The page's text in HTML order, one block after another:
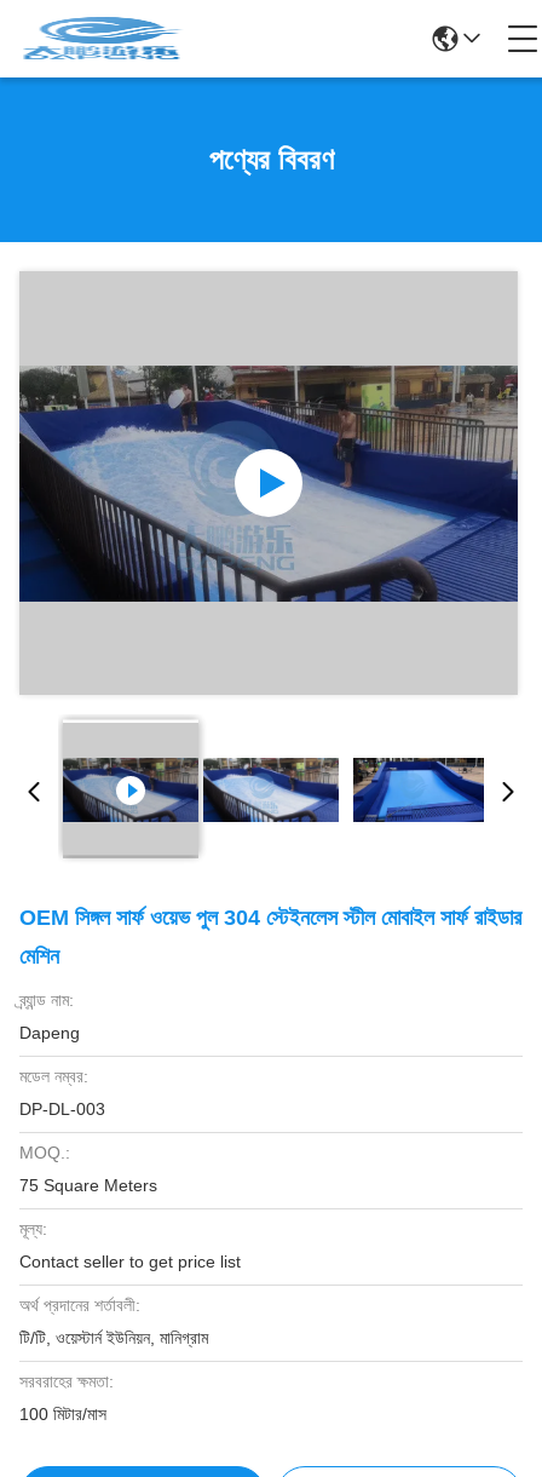
পণ্যের বিবরণ
OEM সিঙ্গল সার্ফ ওয়েভ পুল 304 স্টেইনলেস স্টীল মোবাইল সার্ফ রাইডার
মেশিন
ব্র্যান্ড নাম:
Dapeng
মডেল নম্বর:
DP-DL-003
MOQ.:
75 Square Meters
মূল্য:
Contact seller to get price list
অর্থ প্রদানের শর্তাবলী:
টি/টি, ওয়েস্টার্ন ইউনিয়ন, মানিগ্রাম
সরবরাহের ক্ষমতা:
100 মিটার/মাস